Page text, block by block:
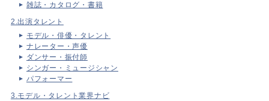
雑誌・カタログ・書籍
2.出演タレント
モデル・俳優・タレント
ナレーター・声優
ダンサー・振付師
シンガー・ミュージシャン
パフォーマー
3.モデル・タレント業界ナビ